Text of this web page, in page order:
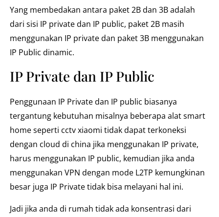
Yang membedakan antara paket 2B dan 3B adalah
dari sisi IP private dan IP public, paket 2B masih
menggunakan IP private dan paket 3B menggunakan
IP Public dinamic.
IP Private dan IP Public
Penggunaan IP Private dan IP public biasanya
tergantung kebutuhan misalnya beberapa alat smart
home seperti cctv xiaomi tidak dapat terkoneksi
dengan cloud di china jika menggunakan IP private,
harus menggunakan IP public, kemudian jika anda
menggunakan VPN dengan mode L2TP kemungkinan
besar juga IP Private tidak bisa melayani hal ini.
Jadi jika anda di rumah tidak ada konsentrasi dari